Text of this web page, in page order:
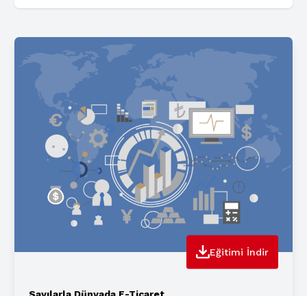
Eğitimi İndir
Sayılarla Dünyada E-Ticaret